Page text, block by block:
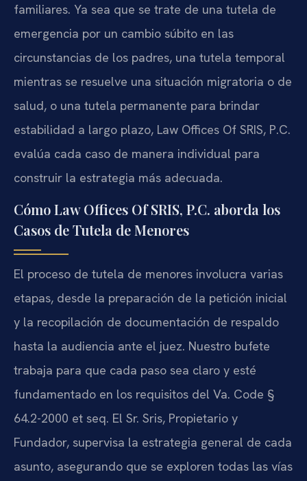
familiares. Ya sea que se trate de una tutela de
emergencia por un cambio súbito en las
circunstancias de los padres, una tutela temporal
mientras se resuelve una situación migratoria o de
salud, o una tutela permanente para brindar
estabilidad a largo plazo, Law Offices Of SRIS, P.C.
evalúa cada caso de manera individual para
construir la estrategia más adecuada.
Cómo Law Offices Of SRIS, P.C. aborda los
Casos de Tutela de Menores
El proceso de tutela de menores involucra varias
etapas, desde la preparación de la petición inicial
y la recopilación de documentación de respaldo
hasta la audiencia ante el juez. Nuestro bufete
trabaja para que cada paso sea claro y esté
fundamentado en los requisitos del Va. Code §
64.2-2000 et seq. El Sr. Sris, Propietario y
Fundador, supervisa la estrategia general de cada
asunto, asegurando que se exploren todas las vías